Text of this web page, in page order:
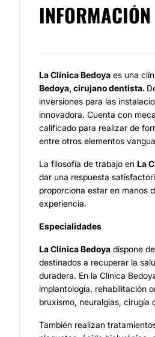
INFORMACIÓN
LaClínica Bedoya es una
Bedoya, cirujano dentista.
inversiones para las
innovadora. Cuenta con
calificado para realizar de
entre otros elementos
La filosofía de trabajo en La
dar una respuesta
proporciona estar en manos
experiencia.
Especialidades
LaClínica Bedoya dispone
destinados a recuperar la
duradera. En la Clínica
implantología, rehabilitación
bruxismo, neuralgias, cirugía
También realizan